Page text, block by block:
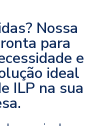
Nossa
para
e
ideal
ILP na sua